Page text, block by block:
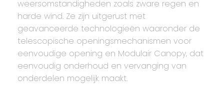
weersomstandigheden zoals zware regen en
harde wind. Ze zijn uitgerust met
geavanceerde technologieën waaronder de
telescopische openingsmechanismen voor
eenvoudige opening en Modulair Canopy, dat
eenvoudig onderhoud en vervanging van
onderdelen mogelijk maakt.